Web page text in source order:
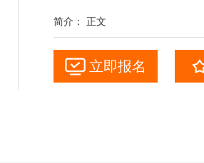
简介： 正文
立即报名